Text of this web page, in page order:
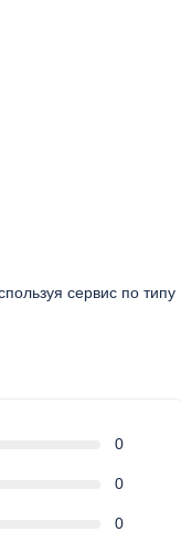
сервис по типу
0
0
0